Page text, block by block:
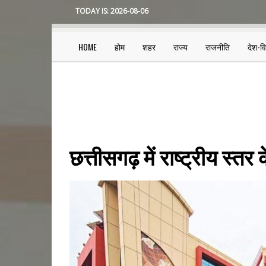
TODAY IS:2026-08-06
Main
HOME होम शहर राज्य राजनीति देश-
छत्तीसगढ़ में राष्ट्रीय